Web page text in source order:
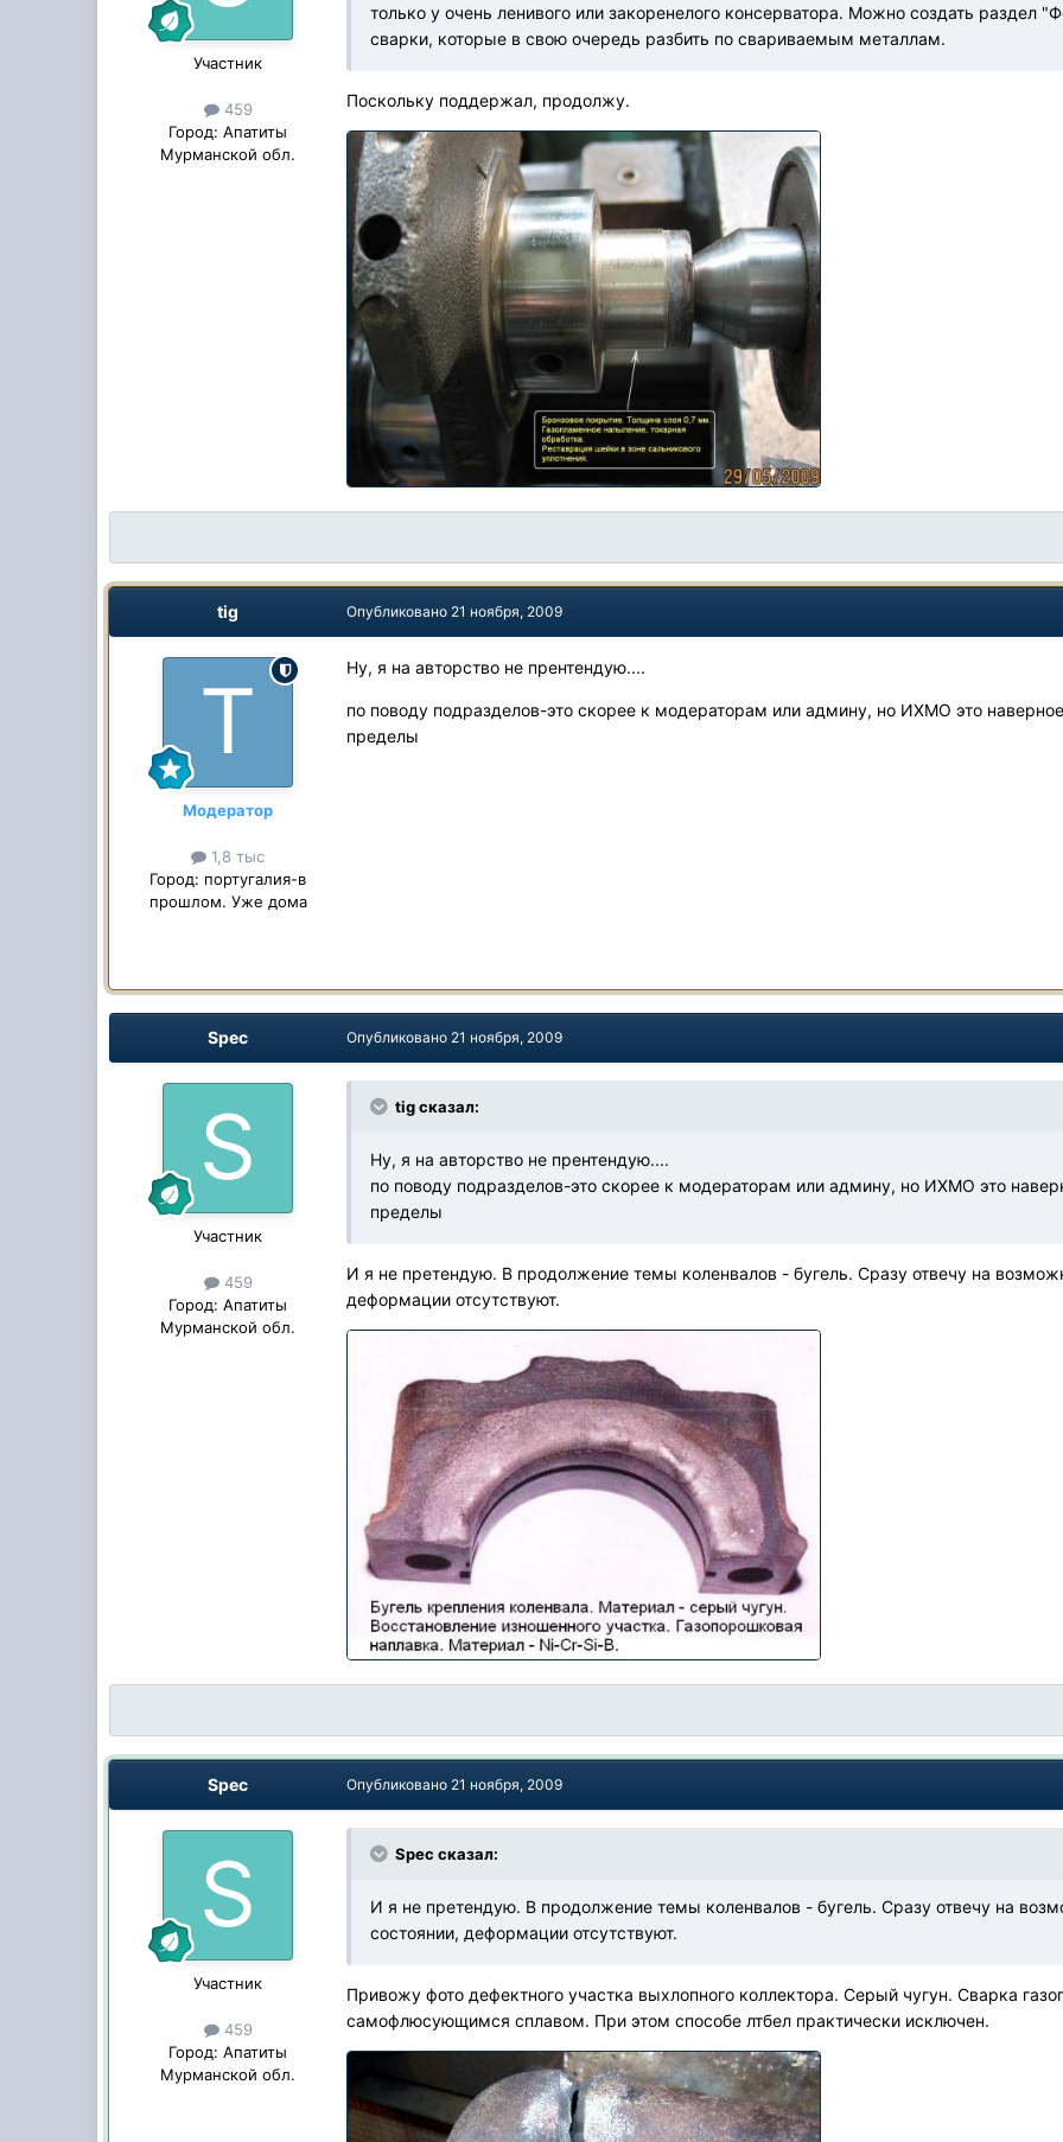
Участник
459
Город: Апатиты
Мурманской обл.
только у очень ленивого или закоренелого консерватора. Можно создать раздел
сварки, которые в свою очередь разбить по свариваемым металлам.
Поскольку поддержал, продолжу.
tig
Модератор
1,8 тыс
Город: португалия-в
прошлом. Уже дома
Опубликовано 21 ноября, 2009
Ну, я на авторство не прентендую....
по поводу подразделов-это скорее к модераторам или админу, но ИХМО это
пределы
Spec
Участник
459
Город: Апатиты
Мурманской обл.
Опубликовано 21 ноября, 2009
tig сказал:
Ну, я на авторство не прентендую....
по поводу подразделов-это скорее к модераторам или админу, но ИХМО это
пределы
И я не претендую. В продолжение темы коленвалов - бугель. Сразу отвечу на
деформации отсутствуют.
Spec
Участник
459
Город: Апатиты
Мурманской обл.
Опубликовано 21 ноября, 2009
Spec сказал:
И я не претендую. В продолжение темы коленвалов - бугель. Сразу отвечу на
состоянии, деформации отсутствуют.
Привожу фото дефектного участка выхлопного коллектора. Серый чугун. Сварка
самофлюсующимся сплавом. При этом способе лтбел практически исключен.